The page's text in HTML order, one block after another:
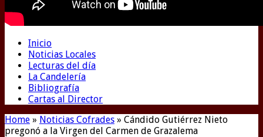
Inicio
Noticias Locales
Lecturas del día
La Candelería
Bibliografía
Cartas al Director
Home » Noticias Cofrades » Cándido Gutiérrez Nieto
pregonó a la Virgen del Carmen de Grazalema